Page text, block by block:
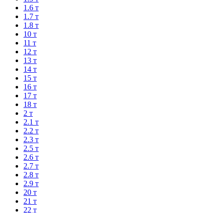
1.6 т
1.7 т
1.8 т
10 т
11 т
12 т
13 т
14 т
15 т
16 т
17 т
18 т
2 т
2.1 т
2.2 т
2.3 т
2.5 т
2.6 т
2.7 т
2.8 т
2.9 т
20 т
21 т
22 т